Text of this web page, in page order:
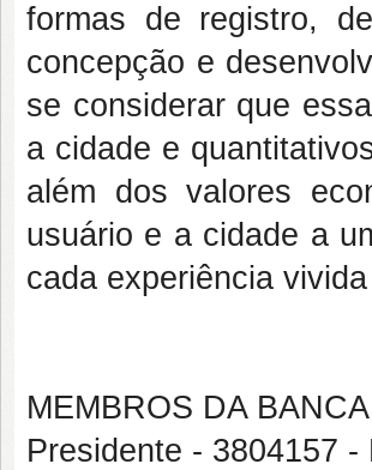
formas de registro,
concepção e
se considerar que
a cidade e
além dos valores
usuário e a cidade a
cada experiência
MEMBROS DA
Presidente - 3804157